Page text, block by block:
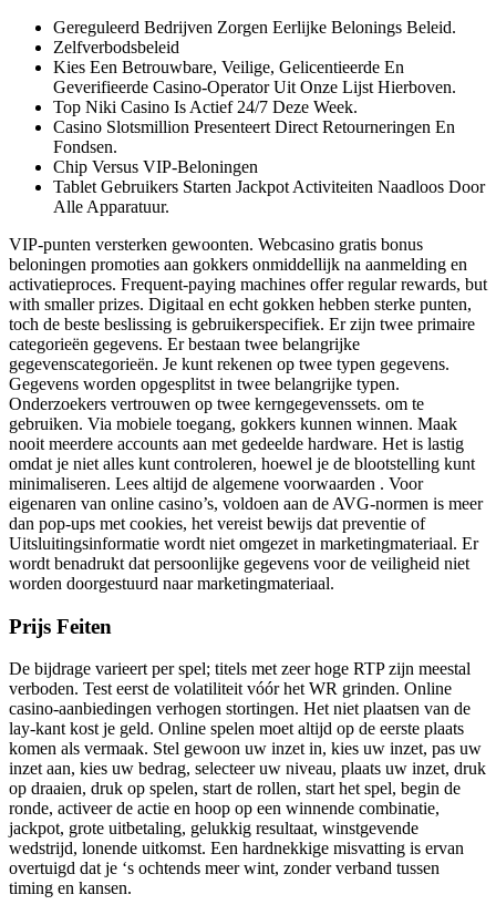
Gereguleerd Bedrijven Zorgen Eerlijke Belonings Beleid.
Zelfverbodsbeleid
Kies Een Betrouwbare, Veilige, Gelicentieerde En
Geverifieerde Casino-Operator Uit Onze Lijst Hierboven.
Top Niki Casino Is Actief 24/7 Deze Week.
Casino Slotsmillion Presenteert Direct Retourneringen En
Fondsen.
Chip Versus VIP-Beloningen
Tablet Gebruikers Starten Jackpot Activiteiten Naadloos Door
Alle Apparatuur.
VIP-punten versterken gewoonten. Webcasino gratis bonus
beloningen promoties aan gokkers onmiddellijk na aanmelding en
activatieproces. Frequent-paying machines offer regular rewards, but
with smaller prizes. Digitaal en echt gokken hebben sterke punten,
toch de beste beslissing is gebruikerspecifiek. Er zijn twee primaire
categorieën gegevens. Er bestaan ​​twee belangrijke
gegevenscategorieën. Je kunt rekenen op twee typen gegevens.
Gegevens worden opgesplitst in twee belangrijke typen.
Onderzoekers vertrouwen op twee kerngegevenssets. om te
gebruiken. Via mobiele toegang, gokkers kunnen winnen. Maak
nooit meerdere accounts aan met gedeelde hardware. Het is lastig
omdat je niet alles kunt controleren, hoewel je de blootstelling kunt
minimaliseren. Lees altijd de algemene voorwaarden . Voor
eigenaren van online casino’s, voldoen aan de AVG-normen is meer
dan pop-ups met cookies, het vereist bewijs dat preventie of
Uitsluitingsinformatie wordt niet omgezet in marketingmateriaal. Er
wordt benadrukt dat persoonlijke gegevens voor de veiligheid niet
worden doorgestuurd naar marketingmateriaal.
Prijs Feiten
De bijdrage varieert per spel; titels met zeer hoge RTP zijn meestal
verboden. Test eerst de volatiliteit vóór het WR grinden. Online
casino-aanbiedingen verhogen stortingen. Het niet plaatsen van de
lay-kant kost je geld. Online spelen moet altijd op de eerste plaats
komen als vermaak. Stel gewoon uw inzet in, kies uw inzet, pas uw
inzet aan, kies uw bedrag, selecteer uw niveau, plaats uw inzet, druk
op draaien, druk op spelen, start de rollen, start het spel, begin de
ronde, activeer de actie en hoop op een winnende combinatie,
jackpot, grote uitbetaling, gelukkig resultaat, winstgevende
wedstrijd, lonende uitkomst. Een hardnekkige misvatting is ervan
overtuigd dat je ‘s ochtends meer wint, zonder verband tussen
timing en kansen.